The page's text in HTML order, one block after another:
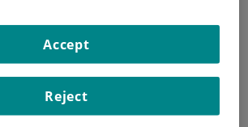
Reject
Accept